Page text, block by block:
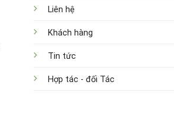
Liên hệ
Khách hàng
Tin tức
Hợp tác - đối Tác